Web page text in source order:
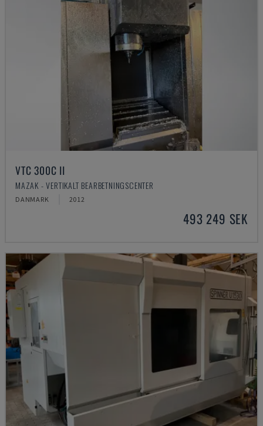
VTC 300C II
MAZAK - VERTIKALT BEARBETNINGSCENTER
DANMARK 2012
493 249 SEK